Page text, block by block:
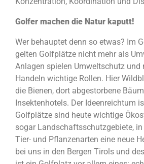
Golfer machen die Natur kaputt!
Wer behauptet denn so etwas? Im
gelten Golfplätze nicht mehr als
Anlagen spielen Umweltschutz und
Handeln wichtige Rollen. Hier
die Bienen, dort abgestorbene
Insektenhotels. Der Ideenreichtum
Golfplätze sind heute wichtige
sogar Landschaftsschutzgebiete,
Tier- und Pflanzenarten eine neue
bei uns in den Bergen Tirols und